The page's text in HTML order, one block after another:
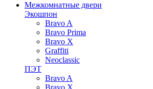
Межкомнатные двери
Экошпон
Bravo A
Bravo Prima
Bravo X
Graffiti
Neoclassic
ПЭТ
Bravo A
Bravo X